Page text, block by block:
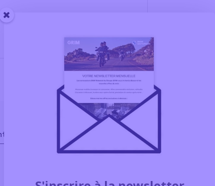
#SeDéplacerMoinsPolluer.